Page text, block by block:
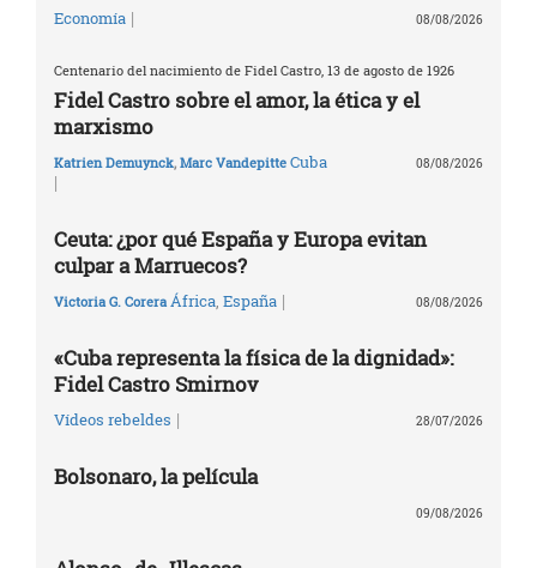
Economía | 08/08/2026
Centenario del nacimiento de Fidel Castro, 13 de agosto de 1926
Fidel Castro sobre el amor, la ética y el
marxismo
Katrien Demuynck, Marc Vandepitte Cuba
|
08/08/2026
Ceuta: ¿por qué España y Europa evitan
culpar a Marruecos?
Victoria G. Corera África España | 08/08/2026
«Cuba representa la física de la dignidad»:
Fidel Castro Smirnov
Vídeos rebeldes | 28/07/2026
Bolsonaro, la película
09/08/2026